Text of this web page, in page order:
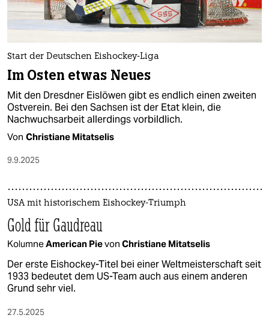
Start der Deutschen Eishockey-Liga
Im Osten etwas Neues
Mit den Dresdner Eislöwen gibt es endlich einen zweiten
Ostverein. Bei den Sachsen ist der Etat klein, die
Nachwuchsarbeit allerdings vorbildlich.
Von Christiane Mitatselis
9.9.2025
USA mit historischem Eishockey-Triumph
Gold für Gaudreau
KolumneAmerican Pievon Christiane Mitatselis
Der erste Eishockey-Titel bei einer Weltmeisterschaft seit
1933 bedeutet dem US-Team auch aus einem anderen
Grund sehr viel.
27.5.2025